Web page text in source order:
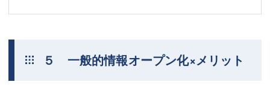
５ 一般的情報オープン化×メリット